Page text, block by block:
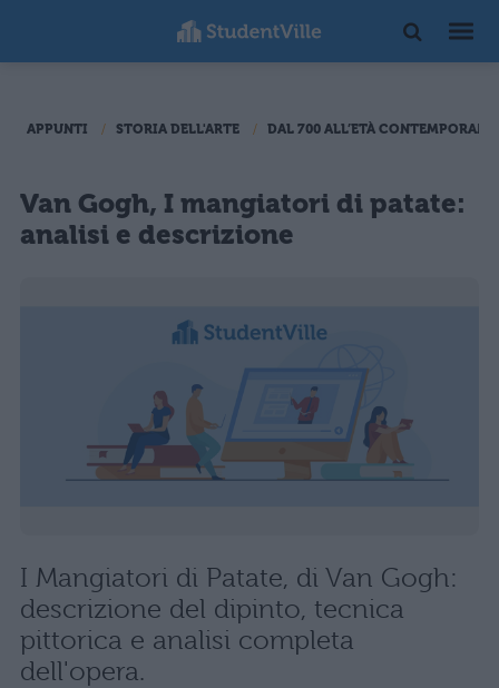
APPUNTI STORIA DELL'ARTE DAL 700 ALL’ETÀ
Van Gogh, I mangiatori di patate:
analisi e descrizione
I Mangiatori di Patate, di Van Gogh:
descrizione del dipinto, tecnica
pittorica e analisi completa
dell'opera.